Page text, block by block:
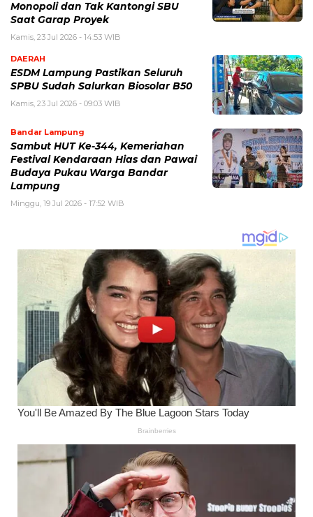
Monopoli dan Tak Kantongi SBU
Saat Garap Proyek
Kamis, 23 Jul 2026 - 14:53 WIB
DAERAH
ESDM Lampung Pastikan Seluruh
SPBU Sudah Salurkan Biosolar B50
Kamis, 23 Jul 2026 - 09:03 WIB
Bandar Lampung
Sambut HUT Ke-344, Kemeriahan
Festival Kendaraan Hias dan Pawai
Budaya Pukau Warga Bandar
Lampung
Minggu, 19 Jul 2026 - 17:52 WIB